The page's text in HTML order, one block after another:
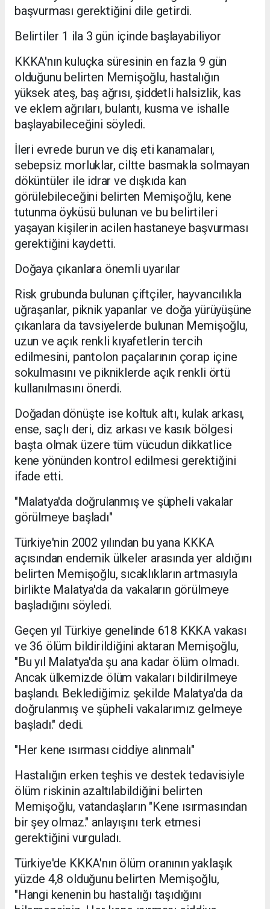
başvurması gerektiğini dile getirdi.
Belirtiler 1 ila 3 gün içinde başlayabiliyor
KKKA'nın kuluçka süresinin en fazla 9 gün
olduğunu belirten Memişoğlu, hastalığın
yüksek ateş, baş ağrısı, şiddetli halsizlik, kas
ve eklem ağrıları, bulantı, kusma ve ishalle
başlayabileceğini söyledi.
İleri evrede burun ve diş eti kanamaları,
sebepsiz morluklar, ciltte basmakla solmayan
döküntüler ile idrar ve dışkıda kan
görülebileceğini belirten Memişoğlu, kene
tutunma öyküsü bulunan ve bu belirtileri
yaşayan kişilerin acilen hastaneye başvurması
gerektiğini kaydetti.
Doğaya çıkanlara önemli uyarılar
Risk grubunda bulunan çiftçiler, hayvancılıkla
uğraşanlar, piknik yapanlar ve doğa yürüyüşüne
çıkanlara da tavsiyelerde bulunan Memişoğlu,
uzun ve açık renkli kıyafetlerin tercih
edilmesini, pantolon paçalarının çorap içine
sokulmasını ve pikniklerde açık renkli örtü
kullanılmasını önerdi.
Doğadan dönüşte ise koltuk altı, kulak arkası,
ense, saçlı deri, diz arkası ve kasık bölgesi
başta olmak üzere tüm vücudun dikkatlice
kene yönünden kontrol edilmesi gerektiğini
ifade etti.
"Malatya'da doğrulanmış ve şüpheli vakalar
görülmeye başladı"
Türkiye'nin 2002 yılından bu yana KKKA
açısından endemik ülkeler arasında yer aldığını
belirten Memişoğlu, sıcaklıkların artmasıyla
birlikte Malatya'da da vakaların görülmeye
başladığını söyledi.
Geçen yıl Türkiye genelinde 618 KKKA vakası
ve 36 ölüm bildirildiğini aktaran Memişoğlu,
"Bu yıl Malatya'da şu ana kadar ölüm olmadı.
Ancak ülkemizde ölüm vakaları bildirilmeye
başlandı. Beklediğimiz şekilde Malatya'da da
doğrulanmış ve şüpheli vakalarımız gelmeye
başladı." dedi.
"Her kene ısırması ciddiye alınmalı"
Hastalığın erken teşhis ve destek tedavisiyle
ölüm riskinin azaltılabildiğini belirten
Memişoğlu, vatandaşların "Kene ısırmasından
bir şey olmaz." anlayışını terk etmesi
gerektiğini vurguladı.
Türkiye'de KKKA'nın ölüm oranının yaklaşık
yüzde 4,8 olduğunu belirten Memişoğlu,
"Hangi kenenin bu hastalığı taşıdığını